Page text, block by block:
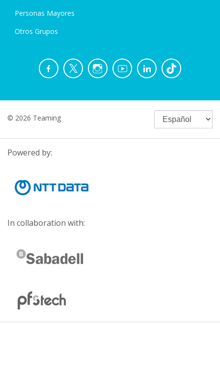
Personas Mayores
Otros Grupos
© 2026 Teaming
Powered by:
In collaboration with: